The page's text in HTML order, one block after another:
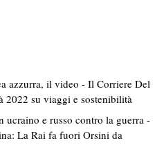
azzurra, il video - Il Corriere Del
2022 su viaggi e sostenibilità
ucraino e russo contro la guerra -
La Rai fa fuori Orsini da